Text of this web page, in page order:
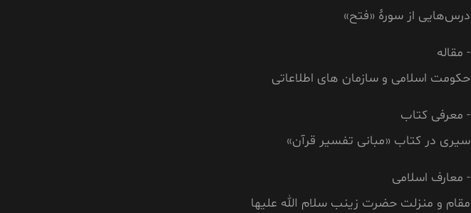
درس‌هایی از سورۀ «فتح»
- مقاله
حكومت اسلامى و سازمان هاى اطلاعاتى
- معرفی کتاب
سیری در کتاب «مبانی تفسیر قرآن»
- معارف اسلامی
مقام و منزلت حضرت زینب سلام الله علیها